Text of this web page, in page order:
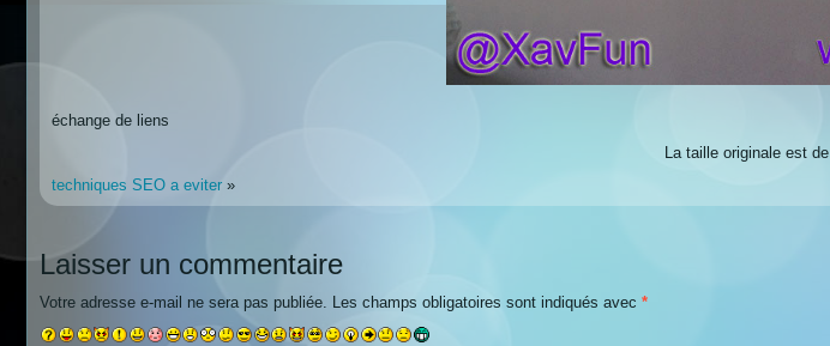
échange de liens
La taille originale est de
techniques SEO a eviter »
Laisser un commentaire
Votre adresse e-mail ne sera pas publiée. Les champs obligatoires sont indiqués avec *